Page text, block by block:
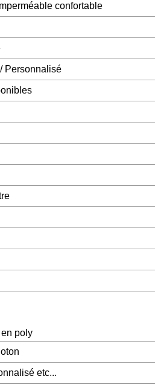
confortable
Personnalisé
poly
etc...